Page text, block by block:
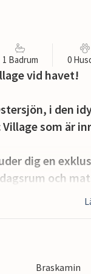
1 Badrum 0
vid havet!
i den
som är
dig en
och
en
med en
medBraskamin